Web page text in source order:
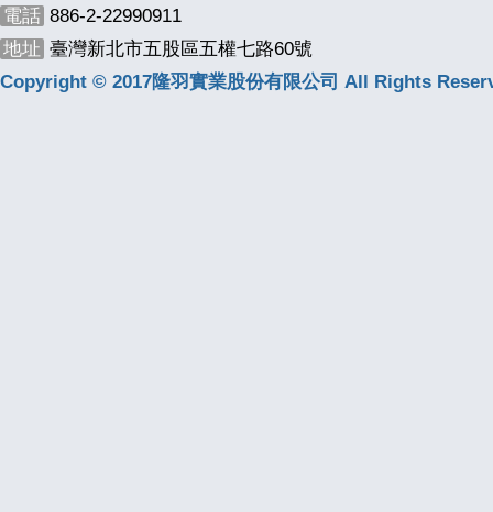
電話 886-2-22990911
地址 臺灣新北市五股區五權七路60號
Copyright © 2017隆羽實業股份有限公司 All Rights